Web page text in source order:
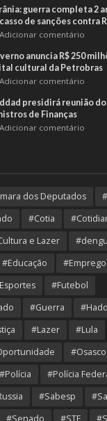
guerra completa 2
de sanções contra
Adicionar comentário
anuncia R$ 250
cultural da Petrobras
Adicionar comentário
presidirá reunião do
de Finanças
Adicionar comentário
dos Deputados
#Cotia
e Lazer
#Educação
#Emprego
#Futebol
#Guerra
#Lazer #Lula
#Osasco
#Polícia
#Polícia
#Sabesp
#Senado #STF